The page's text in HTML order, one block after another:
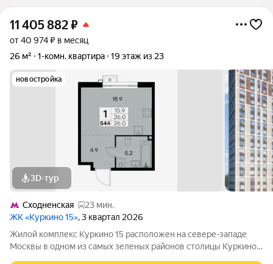
11 405 882₽
от 40 974 ₽ в месяц
26 м²
1-комн. квартира 19 этаж из 23
новостройка
3D-тур
Сходненская
23 мин.
ЖК «Куркино 15», 3 квартал 2026
Жилой комплекс Куркино 15 расположен на севере-западе
Москвы в одном из самых зеленых районов столицы Куркино.